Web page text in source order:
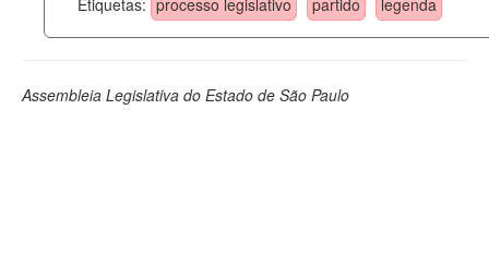
Assembleia Legislativa do Estado de São Paulo